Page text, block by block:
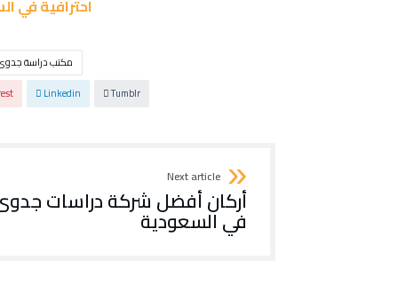
احترافية في
مكتب دراسة
Linkedin Tumblr
Next article
أركان أفضل شركة دراسات
في السعودية